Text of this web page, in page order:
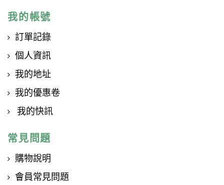
我的帳號
訂單記錄
個人資訊
我的地址
我的優惠卷
我的快訊
常見問題
購物說明
會員常見問題